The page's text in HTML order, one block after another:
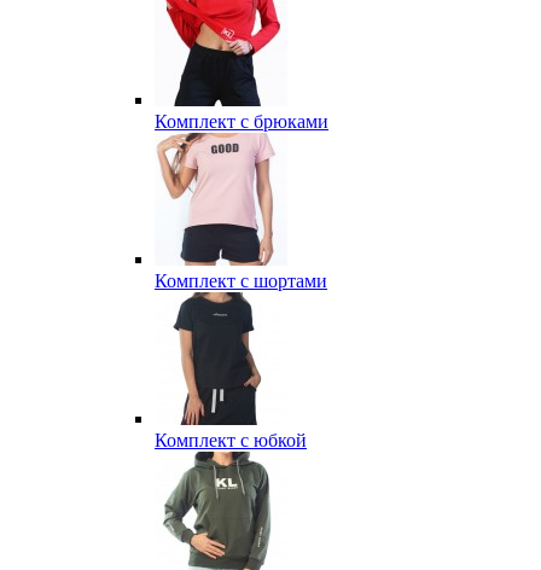
Комплект с брюками
Комплект с шортами
Комплект с юбкой